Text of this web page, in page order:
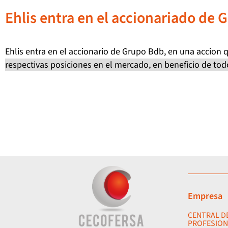
Ehlis entra en el accionariado de
Ehlis entra en el accionario de Grupo Bdb, en una accion
respectivas posiciones en el mercado, en beneficio de
Empresa
CENTRAL